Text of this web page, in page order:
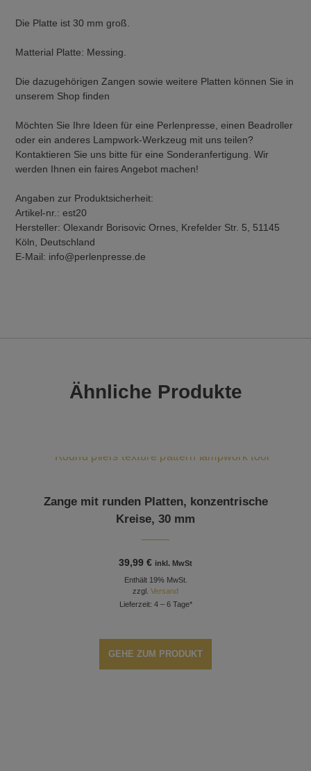
Die Platte ist 30 mm groß.
Matterial Platte: Messing.
Die dazugehörigen Zangen sowie weitere Platten können Sie in
unserem Shop finden
Möchten Sie Ihre Ideen für eine Perlenpresse, einen Beadroller
oder ein anderes Lampwork-Werkzeug mit uns teilen?
Kontaktieren Sie uns bitte für eine Sonderanfertigung. Wir
werden Ihnen ein faires Angebot machen!
Angaben zur Produktsicherheit:
Artikel-nr.: est20
Hersteller: Olexandr Borisovic Ornes, Krefelder Str. 5, 51145
Köln, Deutschland
E-Mail: info@perlenpresse.de
Ähnliche Produkte
Zange mit runden Platten, konzentrische
Kreise, 30 mm
39,99€ inkl. MwSt
Enthält 19% MwSt.
zzgl.Versand
Lieferzeit: 4 – 6 Tage*
GEHE ZUM PRODUKT